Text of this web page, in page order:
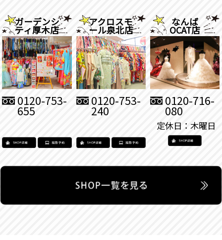
ガーデンシ
ティ厚木店
0120-753-
655
アクロスモ
ール泉北店
0120-753-
240
なんば
OCAT店
0120-716-
080
定休日：木曜日